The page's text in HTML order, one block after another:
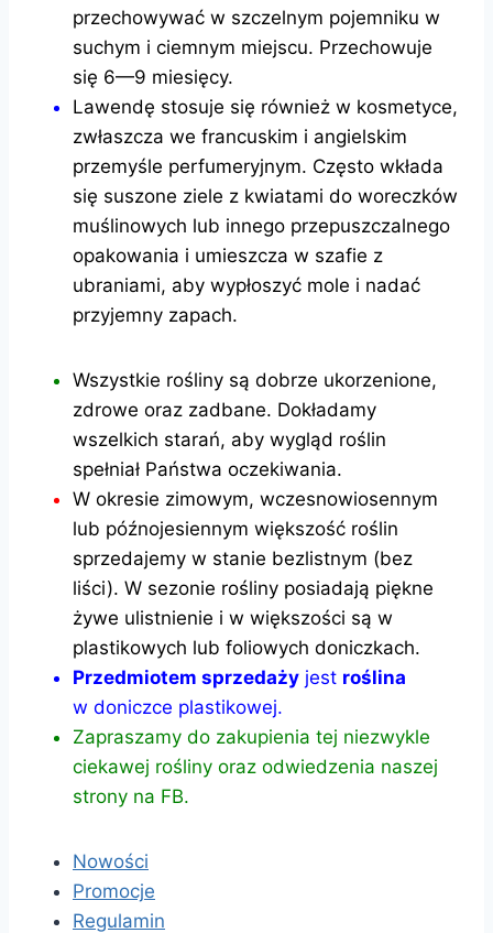
przechowywać w szczelnym pojemniku w
suchym i ciemnym miejscu. Przechowuje
się 6—9 miesięcy.
Lawendę stosuje się również w kosmetyce,
zwłaszcza we francuskim i angielskim
przemyśle perfumeryjnym. Często wkłada
się suszone ziele z kwiatami do woreczków
muślinowych lub innego przepuszczalnego
opakowania i umieszcza w szafie z
ubraniami, aby wypłoszyć mole i nadać
przyjemny zapach.
Wszystkie rośliny są dobrze ukorzenione,
zdrowe oraz zadbane. Dokładamy
wszelkich starań, aby wygląd roślin
spełniał Państwa oczekiwania.
W okresie zimowym, wczesnowiosennym
lub późnojesiennym większość roślin
sprzedajemy w stanie bezlistnym (bez
liści). W sezonie rośliny posiadają piękne
żywe ulistnienie i w większości są w
plastikowych lub foliowych doniczkach.
Przedmiotem sprzedaży jest roślina
w doniczce plastikowej.
Zapraszamy do zakupienia tej niezwykle
ciekawej rośliny oraz odwiedzenia naszej
strony na FB.
Nowości
Promocje
Regulamin